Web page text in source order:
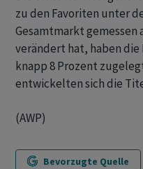
zu den Favoriten unter
Gesamtmarkt gemessen
verändert hat, haben die
knapp 8 Prozent
entwickelten sich die
(AWP)
Bevorzugte Quelle